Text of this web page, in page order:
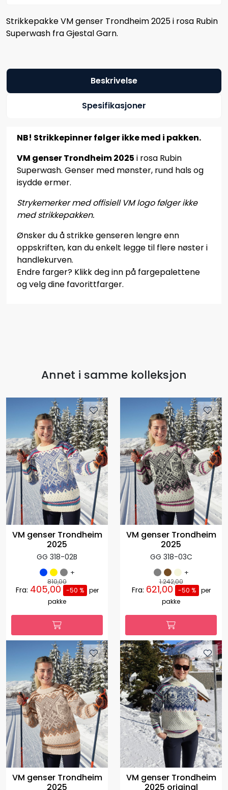
Strikkepakke VM genser Trondheim 2025 i rosa Rubin
Superwash fra Gjestal Garn.
Beskrivelse
Spesifikasjoner
NB! Strikkepinner følger ikke med i pakken.
VM genser Trondheim 2025 i rosa Rubin
Superwash. Genser med mønster, rund hals og
isydde ermer.
Strykemerker med offisiell VM logo følger ikke
med strikkepakken.
Ønsker du å strikke genseren lengre enn
oppskriften, kan du enkelt legge til flere nøster i
handlekurven.
Endre farger? Klikk deg inn på fargepalettene
og velg dine favorittfarger.
Annet i samme kolleksjon
VM genser Trondheim
2025
GG 318-02B
+
810,00
Fra: 405,00 -50 %
per
pakke
VM genser Trondheim
2025
GG 318-03C
+
1.242,00
Fra: 621,00 -50 %
per
pakke
VM genser Trondheim
2025
VM genser Trondheim
2025 original